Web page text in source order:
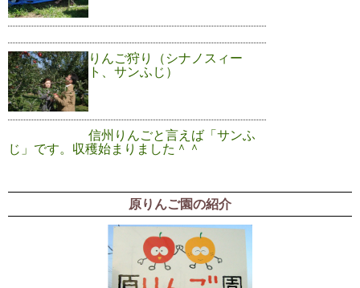
りんご狩り（シナノスィー
ト、サンふじ）
信州りんごと言えば「サンふ
じ」です。収穫始まりました＾＾
原りんご園の紹介